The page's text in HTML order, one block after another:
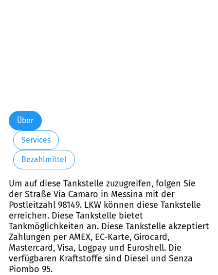
Über
Services
Bezahlmittel
Um auf diese Tankstelle zuzugreifen, folgen Sie
der Straße Via Camaro in Messina mit der
Postleitzahl 98149. LKW können diese Tankstelle
erreichen. Diese Tankstelle bietet
Tankmöglichkeiten an. Diese Tankstelle akzeptiert
Zahlungen per AMEX, EC-Karte, Girocard,
Mastercard, Visa, Logpay und Euroshell. Die
verfügbaren Kraftstoffe sind Diesel und Senza
Piombo 95.